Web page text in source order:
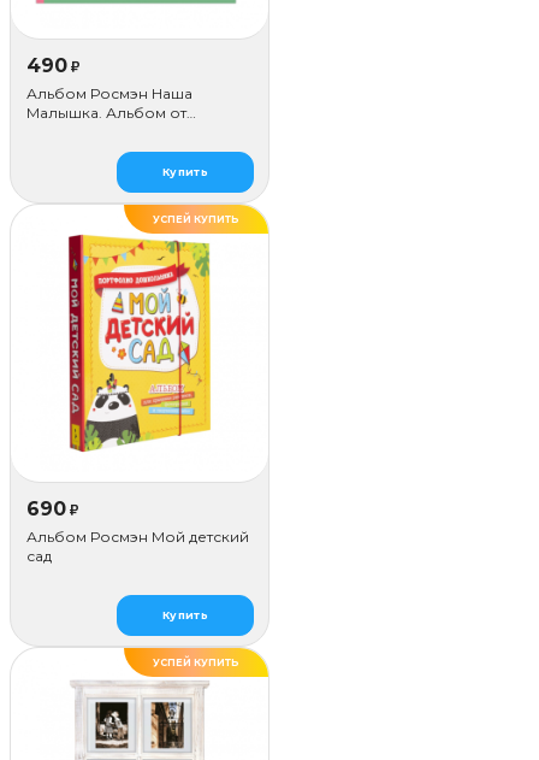
490 ₽
Альбом Росмэн Наша
Малышка. Альбом от
Купить
УСПЕЙ КУПИТЬ
690 ₽
Альбом Росмэн Мой детский
сад
Купить
УСПЕЙ КУПИТЬ